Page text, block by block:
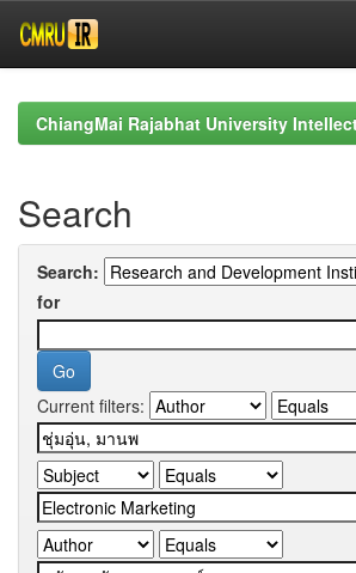
navigationChiangMai Rajabhat University
Search
Search:
for
Current filters: